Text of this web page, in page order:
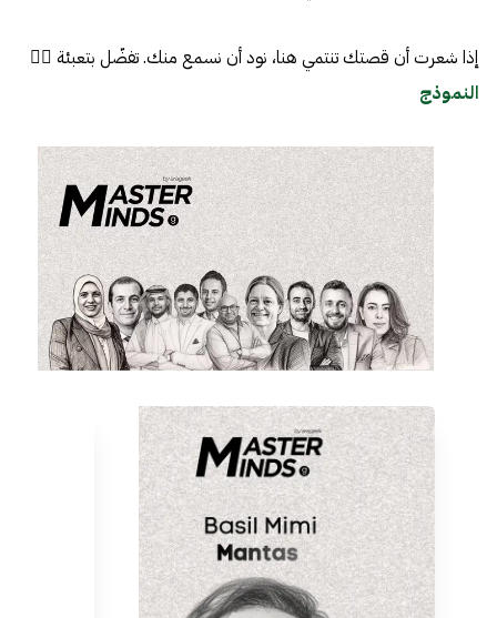
إذا شعرت أن قصتك تنتمي هنا، نود أن نسمع منك. تفضّل بتعبئة 👈🏼
النموذج